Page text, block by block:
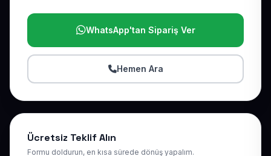
WhatsApp'tan Sipariş Ver
Hemen Ara
Ücretsiz Teklif Alın
Formu doldurun, en kısa sürede dönüş yapalım.